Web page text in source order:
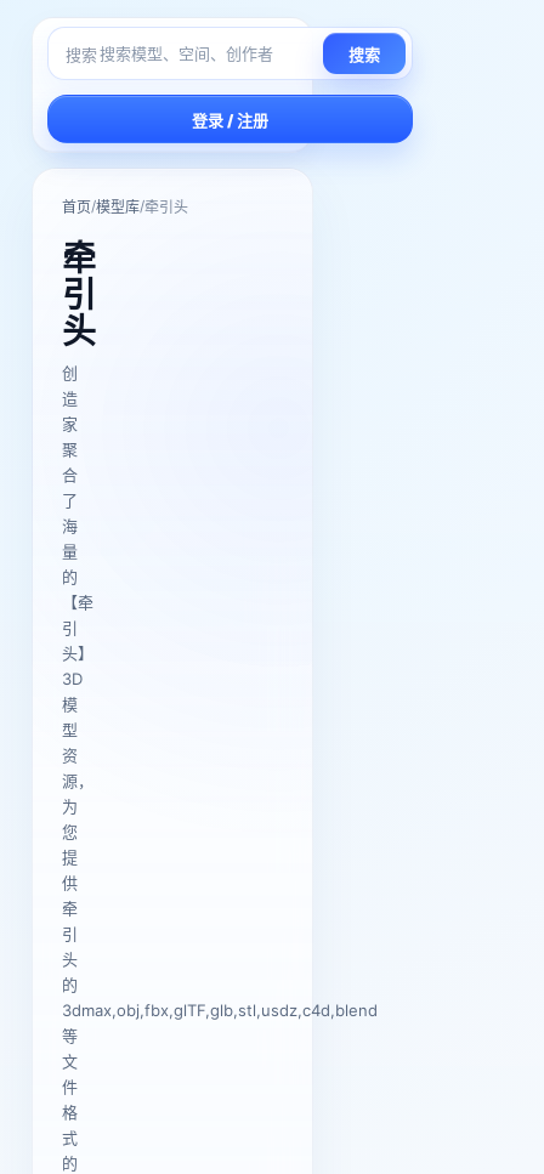
搜索 搜索
登录 / 注册
首页/模型库/牵引头
牵
引
头
创
造
家
聚
合
了
海
量
的
【牵
引
头】
3D
模
型
资
源，
为
您
提
供
牵
引
头
的
3dmax,obj,fbx,glTF,glb,stl,usdz,c4d,blend
等
文
件
格
式
的